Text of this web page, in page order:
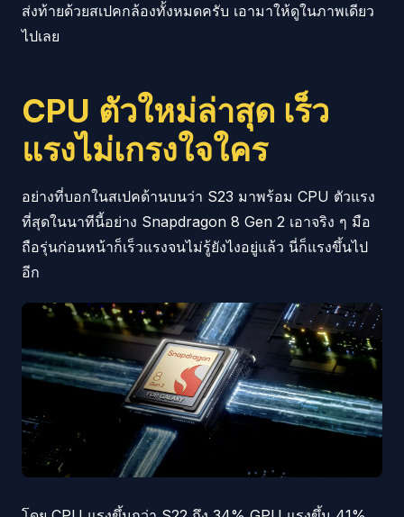
ส่งท้ายด้วยสเปคกล้องทั้งหมดครับ เอามาให้ดูในภาพเดียว
ไปเลย
CPU ตัวใหม่ล่าสุด เร็ว
แรงไม่เกรงใจใคร
อย่างที่บอกในสเปคด้านบนว่า S23 มาพร้อม CPU ตัวแรง
ที่สุดในนาทีนี้อย่าง Snapdragon 8 Gen 2 เอาจริง ๆ มือ
ถือรุ่นก่อนหน้าก็เร็วแรงจนไม่รู้ยังไงอยู่แล้ว นี่ก็แรงขึ้นไป
อีก